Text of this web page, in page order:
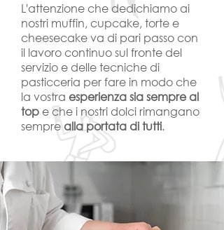
L'attenzione che dedichiamo ai
nostri muffin, cupcake, torte e
cheesecake va di pari passo con
il lavoro continuo sul fronte del
servizio e delle tecniche di
pasticceria per fare in modo che
la vostra esperienza sia sempre al
tope che i nostri dolci rimangano
semprealla portata di tutti.